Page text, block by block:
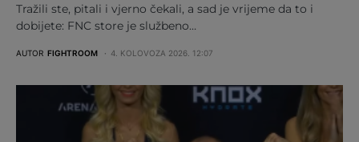
Tražili ste, pitali i vjerno čekali, a sad je vrijeme da to i
dobijete: FNC store je službeno…
AUTOR FIGHTROOM 4. KOLOVOZA 2026. 12:07